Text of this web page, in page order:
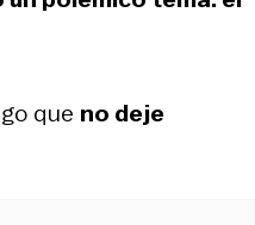
que no deje